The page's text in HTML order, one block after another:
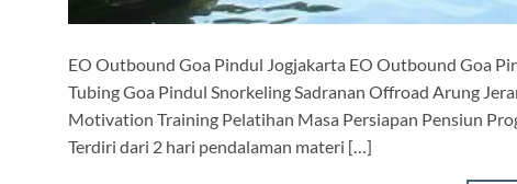
EO Outbound Goa Pindul Jogjakarta EO Outbound Goa
Tubing Goa Pindul Snorkeling Sadranan Offroad Arung
Motivation Training Pelatihan Masa Persiapan Pensiun
Terdiri dari 2 hari pendalaman materi […]